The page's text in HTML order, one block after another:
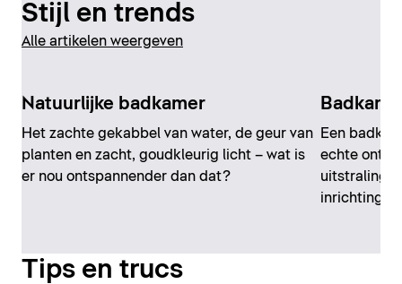
Stijl en trends
Alle artikelen weergeven
Natuurlijke badkamer
Het zachte gekabbel van water, de geur van
planten en zacht, goudkleurig licht – wat is
er nou ontspannender dan dat?
Een
echte
uitstraling.
Tips en trucs